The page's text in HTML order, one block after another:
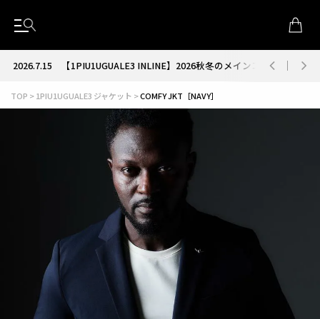
2026.7.15【1PIU1UGUALE3 INLINE】2026秋冬のメインコレクションが
TOP 1PIU1UGUALE3 ジャケット COMFY JKT［NAVY］